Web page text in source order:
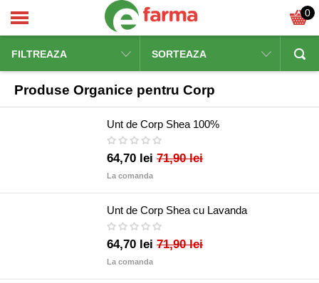
0
FILTREAZA SORTEAZA
Produse Organice pentru Corp
Unt de Corp Shea 100%
64,70 lei 71,90 lei
La comanda
Unt de Corp Shea cu Lavanda
64,70 lei 71,90 lei
La comanda